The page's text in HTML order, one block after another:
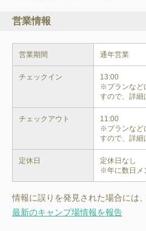
営業情報
営業期間 通年営業
チェックイン
13:00
※プランなど
すので、詳細
チェックアウト
11:00
※プランなど
すので、詳細
定休日
定休日なし
※年に数日メ
情報に誤りを発見された場合には
最新のキャンプ場情報を報告